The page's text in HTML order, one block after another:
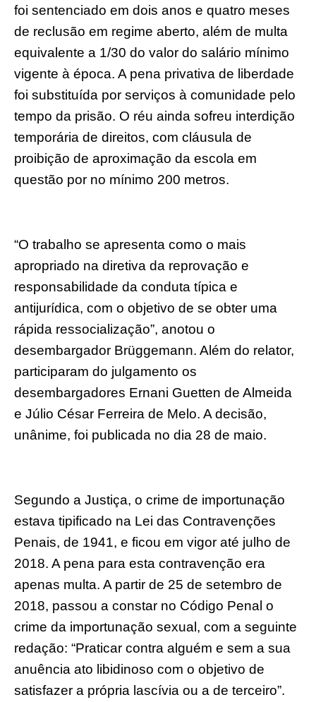
foi sentenciado em dois anos e quatro meses
de reclusão em regime aberto, além de multa
equivalente a 1/30 do valor do salário mínimo
vigente à época. A pena privativa de liberdade
foi substituída por serviços à comunidade pelo
tempo da prisão. O réu ainda sofreu interdição
temporária de direitos, com cláusula de
proibição de aproximação da escola em
questão por no mínimo 200 metros.
“O trabalho se apresenta como o mais
apropriado na diretiva da reprovação e
responsabilidade da conduta típica e
antijurídica, com o objetivo de se obter uma
rápida ressocialização”, anotou o
desembargador Brüggemann. Além do relator,
participaram do julgamento os
desembargadores Ernani Guetten de Almeida
e Júlio César Ferreira de Melo. A decisão,
unânime, foi publicada no dia 28 de maio.
Segundo a Justiça, o crime de importunação
estava tipificado na Lei das Contravenções
Penais, de 1941, e ficou em vigor até julho de
2018. A pena para esta contravenção era
apenas multa. A partir de 25 de setembro de
2018, passou a constar no Código Penal o
crime da importunação sexual, com a seguinte
redação: “Praticar contra alguém e sem a sua
anuência ato libidinoso com o objetivo de
satisfazer a própria lascívia ou a de terceiro”.